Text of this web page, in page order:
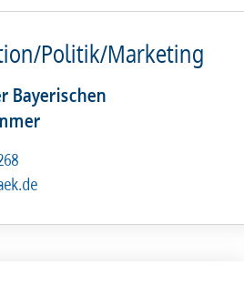
Politik/Marketing
Bayerischen